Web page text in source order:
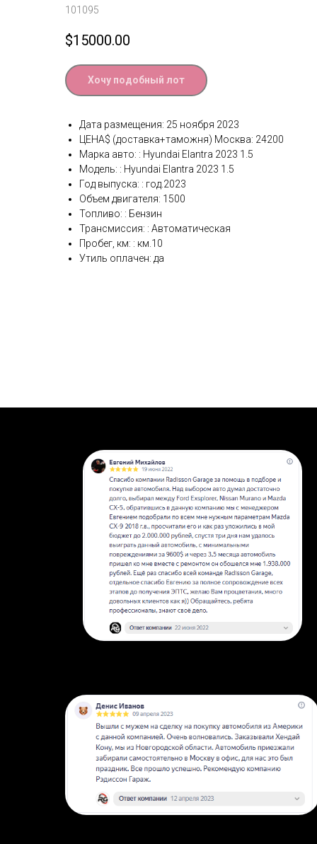
101095
$15000.00
Хочу подобный лот
Дата размещения: 25 ноября 2023
ЦЕНА$ (доставка+таможня) Москва: 24200
Марка авто: : Hyundai Elantra 2023 1.5
Модель: : Hyundai Elantra 2023 1.5
Год выпуска: : год.2023
Объем двигателя: 1500
Топливо: : Бензин
Трансмиссия: : Автоматическая
Пробег, км: : км.10
Утиль оплачен: да